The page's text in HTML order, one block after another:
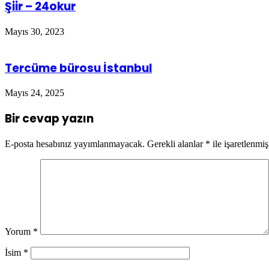
Şiir – 24okur
Mayıs 30, 2023
Tercüme bürosu İstanbul
Mayıs 24, 2025
Bir cevap yazın
E-posta hesabınız yayımlanmayacak. Gerekli alanlar * ile
Yorum *
İsim *